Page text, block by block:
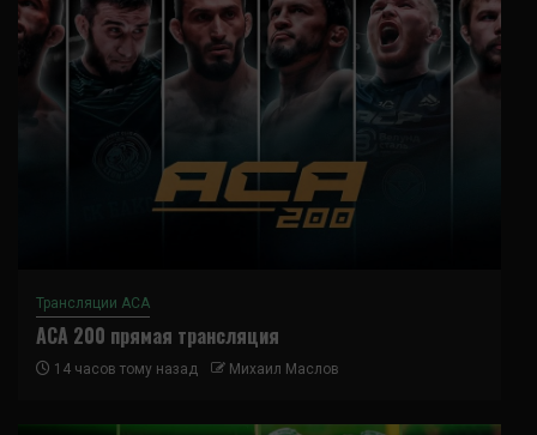
Трансляции ACA
ACA 200 прямая трансляция
14 часов тому назад Михаил Маслов